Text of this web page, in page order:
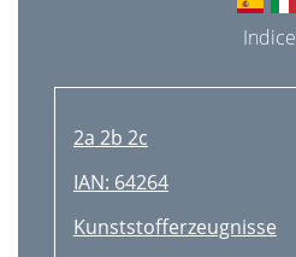
Indice
2a 2b 2c
IAN: 64264
Kunststofferzeugnisse